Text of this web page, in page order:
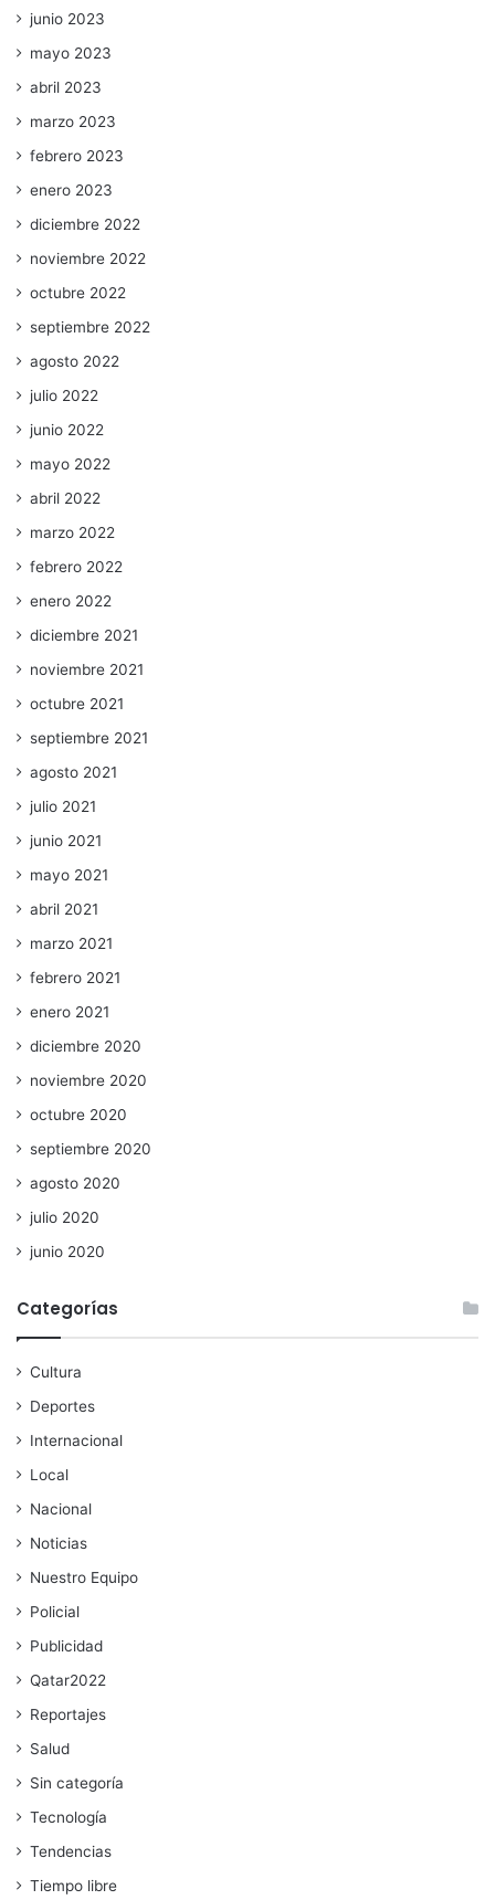
junio 2023
mayo 2023
abril 2023
marzo 2023
febrero 2023
enero 2023
diciembre 2022
noviembre 2022
octubre 2022
septiembre 2022
agosto 2022
julio 2022
junio 2022
mayo 2022
abril 2022
marzo 2022
febrero 2022
enero 2022
diciembre 2021
noviembre 2021
octubre 2021
septiembre 2021
agosto 2021
julio 2021
junio 2021
mayo 2021
abril 2021
marzo 2021
febrero 2021
enero 2021
diciembre 2020
noviembre 2020
octubre 2020
septiembre 2020
agosto 2020
julio 2020
junio 2020
Categorías
Cultura
Deportes
Internacional
Local
Nacional
Noticias
Nuestro Equipo
Policial
Publicidad
Qatar2022
Reportajes
Salud
Sin categoría
Tecnología
Tendencias
Tiempo libre